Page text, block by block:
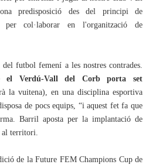
predisposició des del principi de
per col·laborar en l'organització de
del futbol femení a les nostres contrades.
el Verdú-Vall del Corb porta set
la vuitena), en una disciplina esportiva
de pocs equips, “i aquest fet fa que
Barril aposta per la implantació de
al territori.
de la Future FEM Champions Cup de